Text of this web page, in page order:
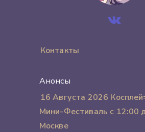
Контакты
Анонсы
16 Августа 2026
Мини-Фестиваль с 12:00
Москве